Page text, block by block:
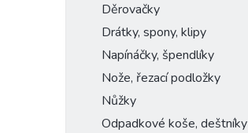
Děrovačky
Drátky, spony, klipy
Napínáčky, špendlíky
Nože, řezací podložky
Nůžky
Odpadkové koše, deštníky